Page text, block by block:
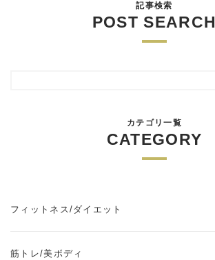
記事検索
POST SEARCH
カテゴリ一覧
CATEGORY
フィットネス/ダイエット
筋トレ/美ボディ